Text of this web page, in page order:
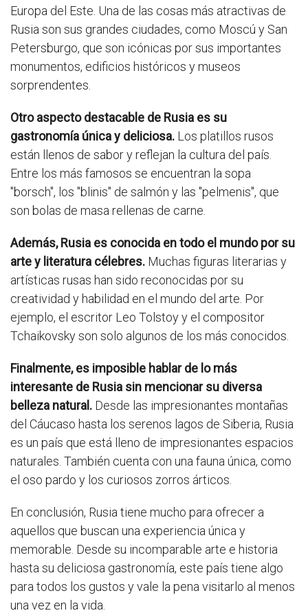
Europa del Este. Una de las cosas más atractivas de
Rusia son sus grandes ciudades, como Moscú y San
Petersburgo, que son icónicas por sus importantes
monumentos, edificios históricos y museos
sorprendentes.
Otro aspecto destacable de Rusia es su
gastronomía única y deliciosa. Los platillos rusos
están llenos de sabor y reflejan la cultura del país.
Entre los más famosos se encuentran la sopa
"borsch", los "blinis" de salmón y las "pelmenis", que
son bolas de masa rellenas de carne.
Además, Rusia es conocida en todo el mundo por su
arte y literatura célebres. Muchas figuras literarias y
artísticas rusas han sido reconocidas por su
creatividad y habilidad en el mundo del arte. Por
ejemplo, el escritor Leo Tolstoy y el compositor
Tchaikovsky son solo algunos de los más conocidos.
Finalmente, es imposible hablar de lo más
interesante de Rusia sin mencionar su diversa
belleza natural. Desde las impresionantes montañas
del Cáucaso hasta los serenos lagos de Siberia, Rusia
es un país que está lleno de impresionantes espacios
naturales. También cuenta con una fauna única, como
el oso pardo y los curiosos zorros árticos.
En conclusión, Rusia tiene mucho para ofrecer a
aquellos que buscan una experiencia única y
memorable. Desde su incomparable arte e historia
hasta su deliciosa gastronomía, este país tiene algo
para todos los gustos y vale la pena visitarlo al menos
una vez en la vida.